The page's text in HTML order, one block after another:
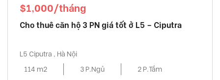
$1,000/tháng
Cho thuê căn hộ 3 PN giá tốt ở L5 – Ciputra
L5 Ciputra , Hà Nội
114 m2
3 P.Ngủ 2 P.Tắm